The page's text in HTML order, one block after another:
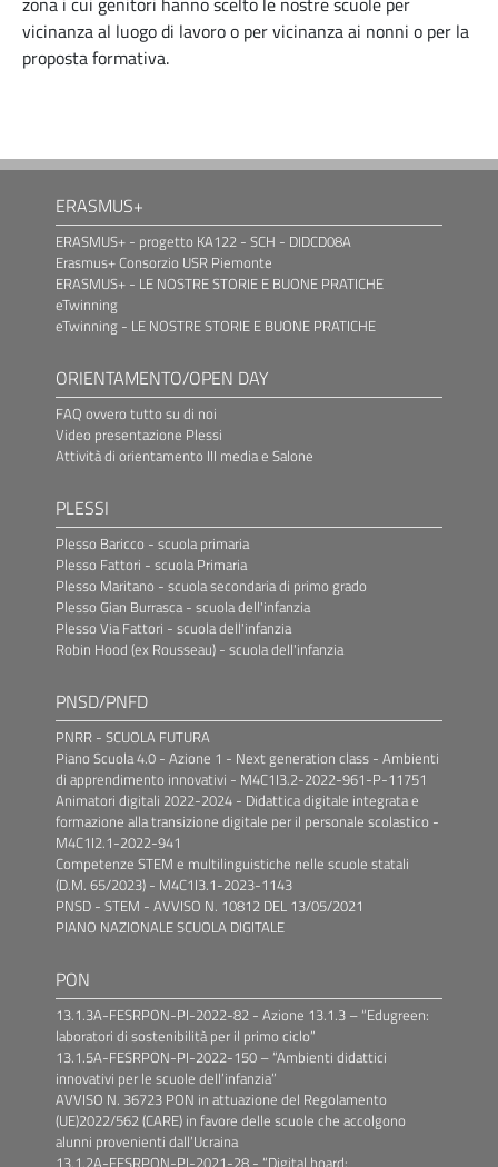
vicinanza al luogo di lavoro o per vicinanza ai nonni o per la
proposta formativa.
ERASMUS+
ERASMUS+ - progetto KA122 - SCH - DIDCD08A
Erasmus+ Consorzio USR Piemonte
ERASMUS+ - LE NOSTRE STORIE E BUONE PRATICHE
eTwinning
eTwinning - LE NOSTRE STORIE E BUONE PRATICHE
ORIENTAMENTO/OPEN DAY
FAQ ovvero tutto su di noi
Video presentazione Plessi
Attività di orientamento III media e Salone
PLESSI
Plesso Baricco - scuola primaria
Plesso Fattori - scuola Primaria
Plesso Maritano - scuola secondaria di primo grado
Plesso Gian Burrasca - scuola dell'infanzia
Plesso Via Fattori - scuola dell'infanzia
Robin Hood (ex Rousseau) - scuola dell'infanzia
PNSD/PNFD
PNRR - SCUOLA FUTURA
Piano Scuola 4.0 - Azione 1 - Next generation class - Ambienti
di apprendimento innovativi - M4C1I3.2-2022-961-P-11751
Animatori digitali 2022-2024 - Didattica digitale integrata e
formazione alla transizione digitale per il personale scolastico -
M4C1I2.1-2022-941
Competenze STEM e multilinguistiche nelle scuole statali
(D.M. 65/2023) - M4C1I3.1-2023-1143
PNSD - STEM - AVVISO N. 10812 DEL 13/05/2021
PIANO NAZIONALE SCUOLA DIGITALE
PON
13.1.3A-FESRPON-PI-2022-82 - Azione 13.1.3 – “Edugreen:
laboratori di sostenibilità per il primo ciclo”
13.1.5A-FESRPON-PI-2022-150 – “Ambienti didattici
innovativi per le scuole dell’infanzia”
AVVISO N. 36723 PON in attuazione del Regolamento
(UE)2022/562 (CARE) in favore delle scuole che accolgono
alunni provenienti dall’Ucraina
13.1.2A-FESRPON-PI-2021-28 - “Digital board: